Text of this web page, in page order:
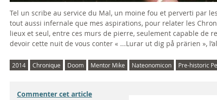
Tel un scribe au service du Mal, un moine fou et perverti par
tout aussi infernale que mes aspirations, pour relater les
lieux et seul, entre ces murs de pierre, seulement capable de
devoir cette nuit de vous conter « ...Lurar ut dig på prärien »,
2014 Chronique Doom Mentor Mike Nateonomicon Pre-historic
Commenter cet article